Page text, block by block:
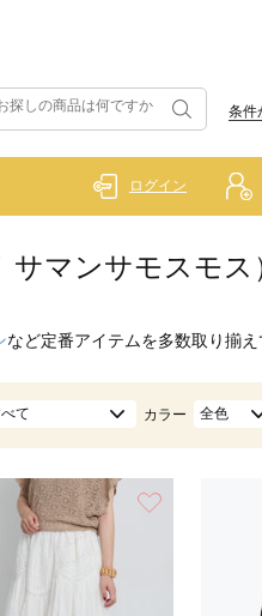
条件
ログイン
サマンサモスモス
など定番アイテムを多数取り揃え
て カラー 全色